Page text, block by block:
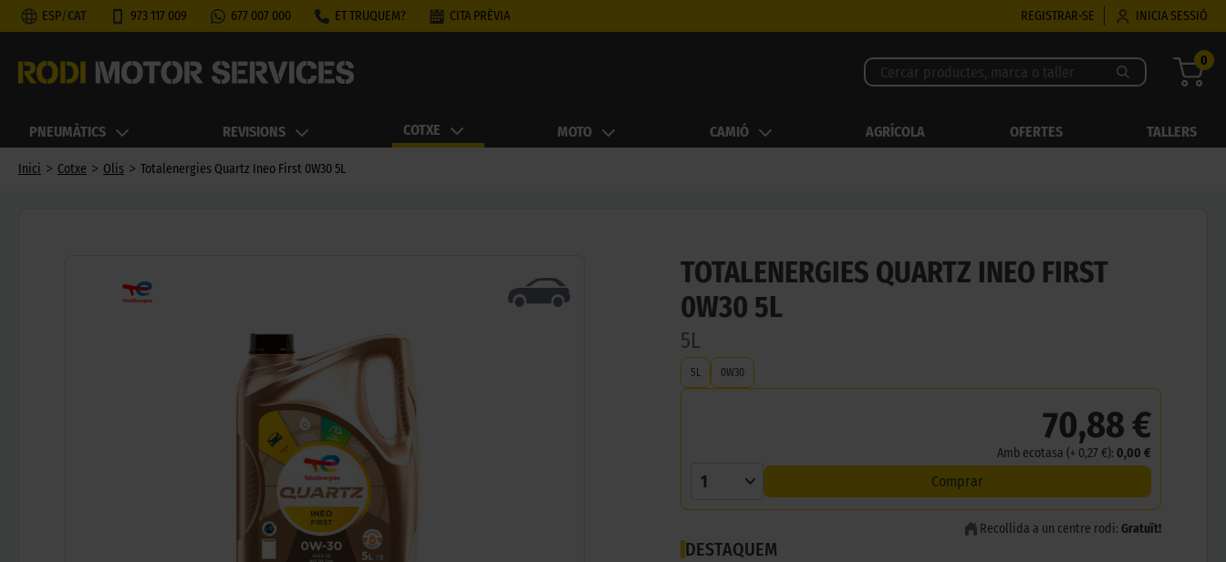
ESP/CAT 973 117 009 677 007 000 ET TRUQUEM? CITA PRÈVIA REGISTRAR-SE INICIA SESSIÓ
0
PNEUMÀTICS REVISIONS COTXE MOTO CAMIÓ AGRÍCOLA OFERTES TALLERS
Inici > Cotxe > Olis > Totalenergies Quartz Ineo First 0W30 5L
TOTALENERGIES QUARTZ INEO FIRST
0W30 5L
5L
5L 0W30
70,88 €
Amb ecotasa (+ 0,27 €): 0,00 €
1 Comprar
Recollida a un centre rodi: Gratuït!
DESTAQUEM